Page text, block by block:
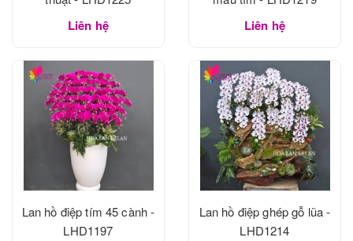
Liên hệ Liên hệ
Lan hồ điệp tím 45 cành -
LHD1197
Lan hồ điệp ghép gỗ lũa -
LHD1214